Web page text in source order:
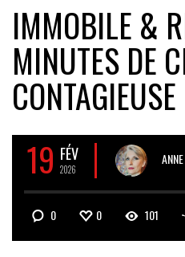
IMMOBILE &
MINUTES DE
CONTAGIEUSE
19 FÉV
2026
ANNE
0 0 101